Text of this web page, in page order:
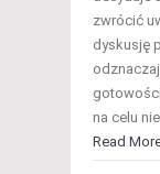
zwrócić
dyskusję
na celu
Read